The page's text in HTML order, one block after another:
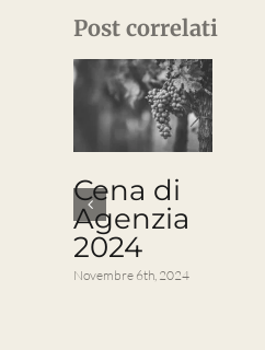
Post correlati
Cena di
Agenzia
2024
Novembre 6th, 2024